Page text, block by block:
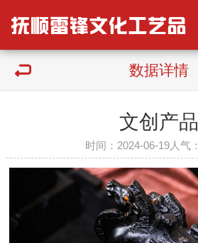
数据详情
文创产品
时间：2024-06-19 人气：